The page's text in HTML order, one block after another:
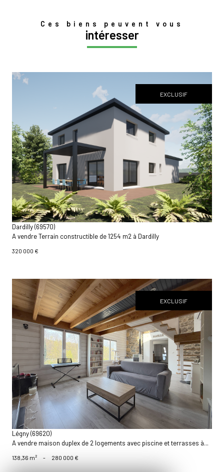
Ces biens peuvent vous
intéresser
EXCLUSIF
voir le bien
Dardilly (69570)
A vendre Terrain constructible de 1254 m2 à Dardilly
320 000 €
EXCLUSIF
voir le bien
Légny (69620)
A vendre maison duplex de 2 logements avec piscine et terrasses à...
138,36 m² - 280 000 €